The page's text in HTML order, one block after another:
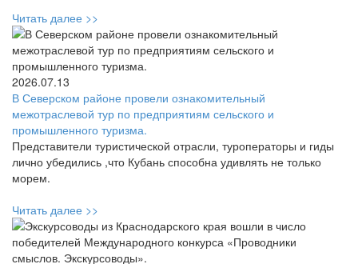
Читать далее >>
2026.07.13
В Северском районе провели ознакомительный
межотраслевой тур по предприятиям сельского и
промышленного туризма.
Представители туристической отрасли, туроператоры и гиды
лично убедились ,что Кубань способна удивлять не только
морем.
Читать далее >>